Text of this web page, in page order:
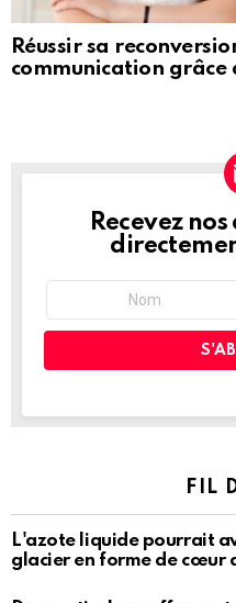
Réussir sa
communication
NEWSLETTER
Recevez
FIL
L'azote liquide pourrait
glacier en forme de cœur